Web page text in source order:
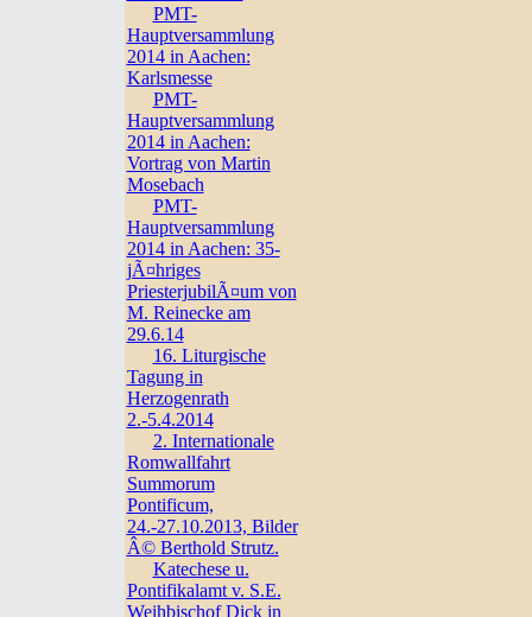
PMT-
Hauptversammlung
2014 in Aachen:
Karlsmesse
PMT-
Hauptversammlung
2014 in Aachen:
Vortrag von Martin
Mosebach
PMT-
Hauptversammlung
2014 in Aachen: 35-
jÃ¤hriges
PriesterjubilÃ¤um von
M. Reinecke am
29.6.14
16. Liturgische
Tagung in
Herzogenrath
2.-5.4.2014
2. Internationale
Romwallfahrt
Summorum
Pontificum,
24.-27.10.2013, Bilder
Â© Berthold Strutz.
Katechese u.
Pontifikalamt v. S.E.
Weihbischof Dick in